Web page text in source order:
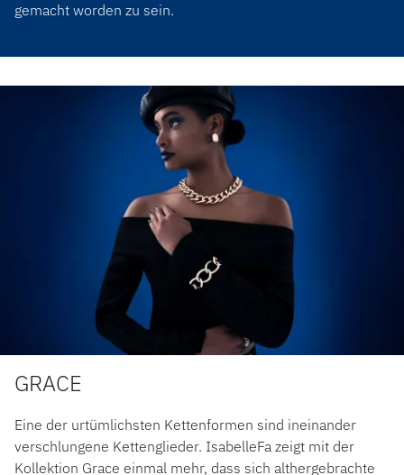
gemacht worden zu sein.
GRACE
Eine der urtümlichsten Kettenformen sind ineinander
verschlungene Kettenglieder. IsabelleFa zeigt mit der
Kollektion Grace einmal mehr, dass sich althergebrachte